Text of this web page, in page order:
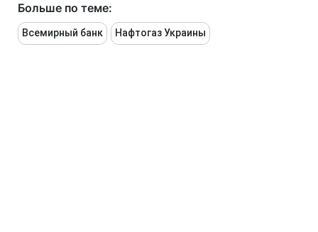
Больше по теме:
Всемирный банк Нафтогаз Украины